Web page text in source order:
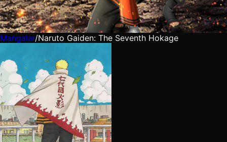
Mangalar/Naruto Gaiden: The Seventh Hokage